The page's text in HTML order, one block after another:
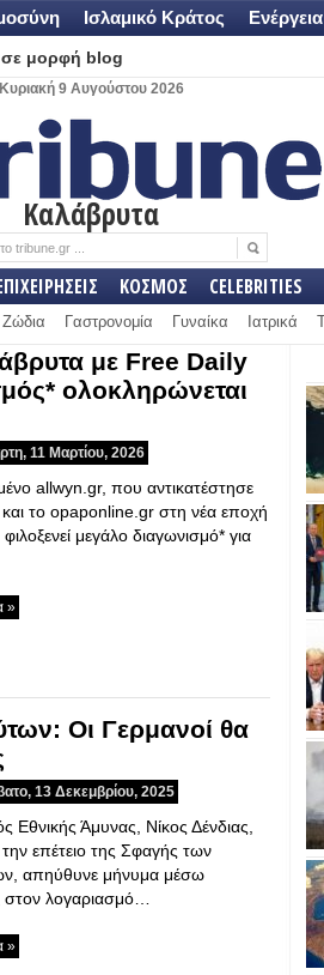
Ισλαμικό Κράτος Ενέργεια
σε μορφή blog
Κυριακή 9 Αυγούστου 2026
Καλάβρυτα
ΚΟΣΜΟΣ CELEBRITIES
Ζώδια Γαστρονομία Γυναίκα Ιατρικά
με Free Daily
ολοκληρώνεται
11 Μαρτίου, 2026
allwyn.gr, που αντικατέστησε
το opaponline.gr στη νέα εποχή
μεγάλο διαγωνισμό* για
»
Οι Γερμανοί θα
13 Δεκεμβρίου, 2025
Εθνικής Άμυνας, Νίκος Δένδιας,
επέτειο της Σφαγής των
απηύθυνε μήνυμα μέσω
λογαριασμό…
»